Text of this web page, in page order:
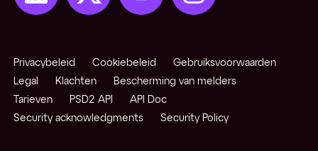
Privacybeleid Cookiebeleid
Gebruiksvoorwaarden
Legal
Klachten
Bescherming van melders
Tarieven
PSD2 API
API Doc
Security acknowledgments
Security Policy